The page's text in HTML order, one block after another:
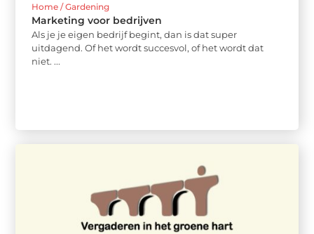
Home / Gardening
Marketing voor bedrijven
Als je je eigen bedrijf begint, dan is dat super
uitdagend. Of het wordt succesvol, of het wordt dat
niet. ...